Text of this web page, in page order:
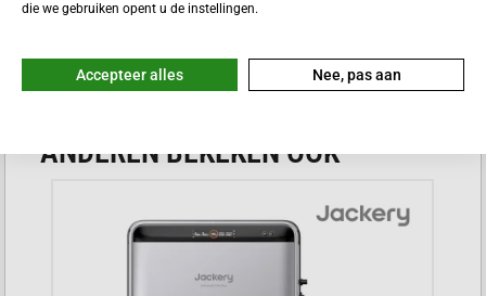
ANDEREN BEKEKEN OOK
die we gebruiken opent u de instellingen.
Accepteer alles Nee, pas aan